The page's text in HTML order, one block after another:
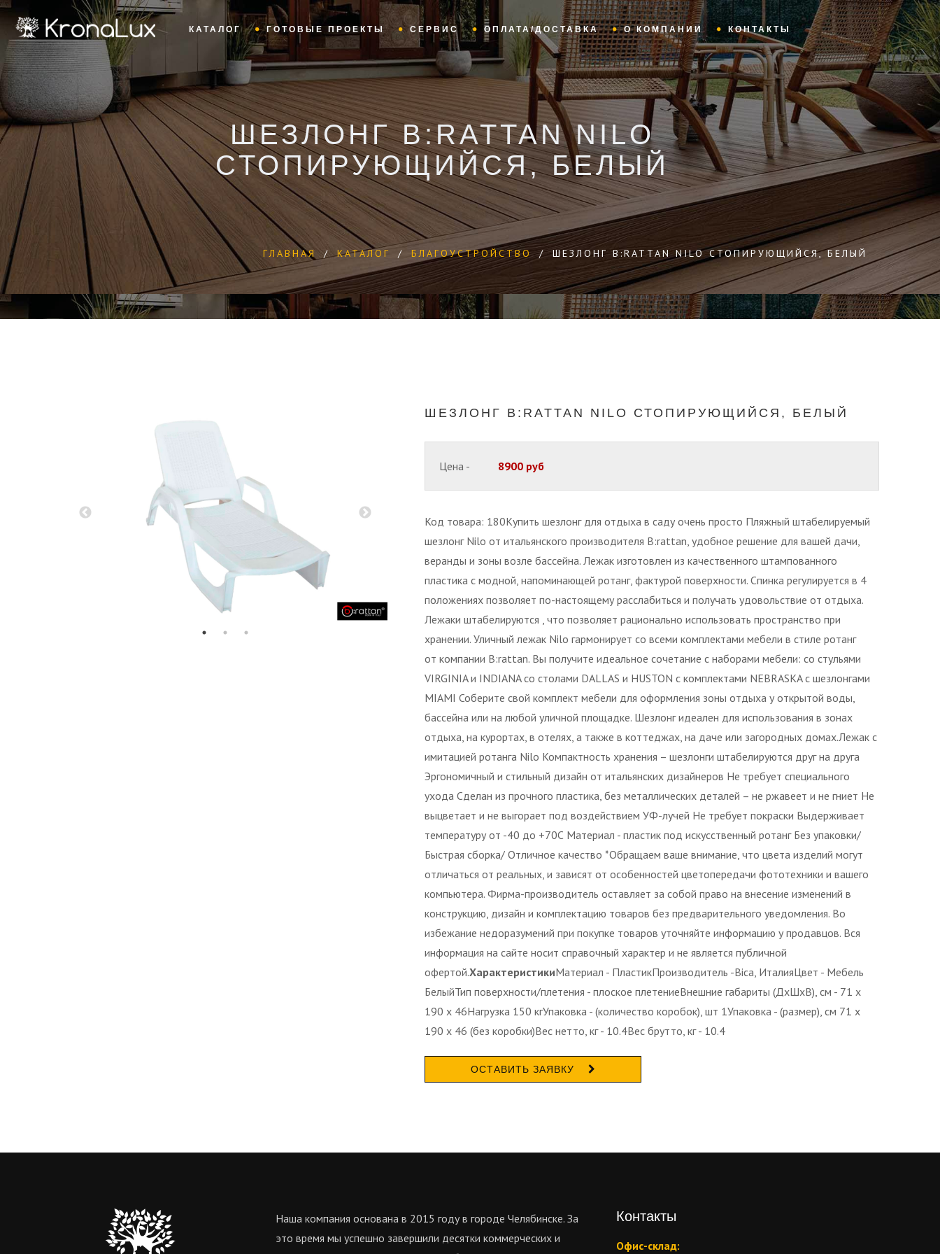
КАТАЛОГ ГОТОВЫЕ ПРОЕКТЫ СЕРВИС ОПЛАТА/ДОСТАВКА О КОМПАНИИ КОНТАКТЫ
ШЕЗЛОНГ B:RATTAN NILO
СТОПИРУЮЩИЙСЯ, БЕЛЫЙ
ГЛАВНАЯ / КАТАЛОГ / БЛАГОУСТРОЙСТВО / ШЕЗЛОНГ B:RATTAN NILO СТОПИРУЮЩИЙСЯ, БЕЛЫЙ
ШЕЗЛОНГ B:RATTAN NILO СТОПИРУЮЩИЙСЯ, БЕЛЫЙ
Цена - 8900 руб
Код товара: 180Купить шезлонг для отдыха в саду очень просто Пляжный штабелируемый
шезлонг Nilo от итальянского производителя B:rattan, удобное решение для вашей дачи,
веранды и зоны возле бассейна. Лежак изготовлен из качественного штампованного
пластика с модной, напоминающей ротанг, фактурой поверхности. Спинка регулируется в 4
положениях позволяет по-настоящему расслабиться и получать удовольствие от отдыха.
Лежаки штабелируются , что позволяет рационально использовать пространство при
хранении. Уличный лежак Nilo гармонирует со всеми комплектами мебели в стиле ротанг
от компании B:rattan. Вы получите идеальное сочетание с наборами мебели: со стульями
VIRGINIA и INDIANA со столами DALLAS и HUSTON с комплектами NEBRASKA с шезлонгами
MIAMI Соберите свой комплект мебели для оформления зоны отдыха у открытой воды,
бассейна или на любой уличной площадке. Шезлонг идеален для использования в зонах
отдыха, на курортах, в отелях, а также в коттеджах, на даче или загородных домах.Лежак с
имитацией ротанга Nilo Компактность хранения – шезлонги штабелируются друг на друга
Эргономичный и стильный дизайн от итальянских дизайнеров Не требует специального
ухода Сделан из прочного пластика, без металлических деталей – не ржавеет и не гниет Не
выцветает и не выгорает под воздействием УФ-лучей Не требует покраски Выдерживает
температуру от -40 до +70С Материал - пластик под искусственный ротанг Без упаковки/
Быстрая сборка/ Отличное качество *Обращаем ваше внимание, что цвета изделий могут
отличаться от реальных, и зависят от особенностей цветопередачи фототехники и вашего
компьютера. Фирма-производитель оставляет за собой право на внесение изменений в
конструкцию, дизайн и комплектацию товаров без предварительного уведомления. Во
избежание недоразумений при покупке товаров уточняйте информацию у продавцов. Вся
информация на сайте носит справочный характер и не является публичной
офертой.ХарактеристикиМатериал - ПластикПроизводитель -Bica, ИталияЦвет - Мебель
БелыйТип поверхности/плетения - плоское плетениеВнешние габариты (ДхШхВ), см - 71 x
190 x 46Нагрузка 150 кгУпаковка - (количество коробок), шт 1Упаковка - (размер), см 71 x
190 x 46 (без коробки)Вес нетто, кг - 10.4Вес брутто, кг - 10.4
ОСТАВИТЬ ЗАЯВКУ
Наша компания основана в 2015 году в городе Челябинске. За
это время мы успешно завершили десятки коммерческих и
Контакты
Офис-склад: